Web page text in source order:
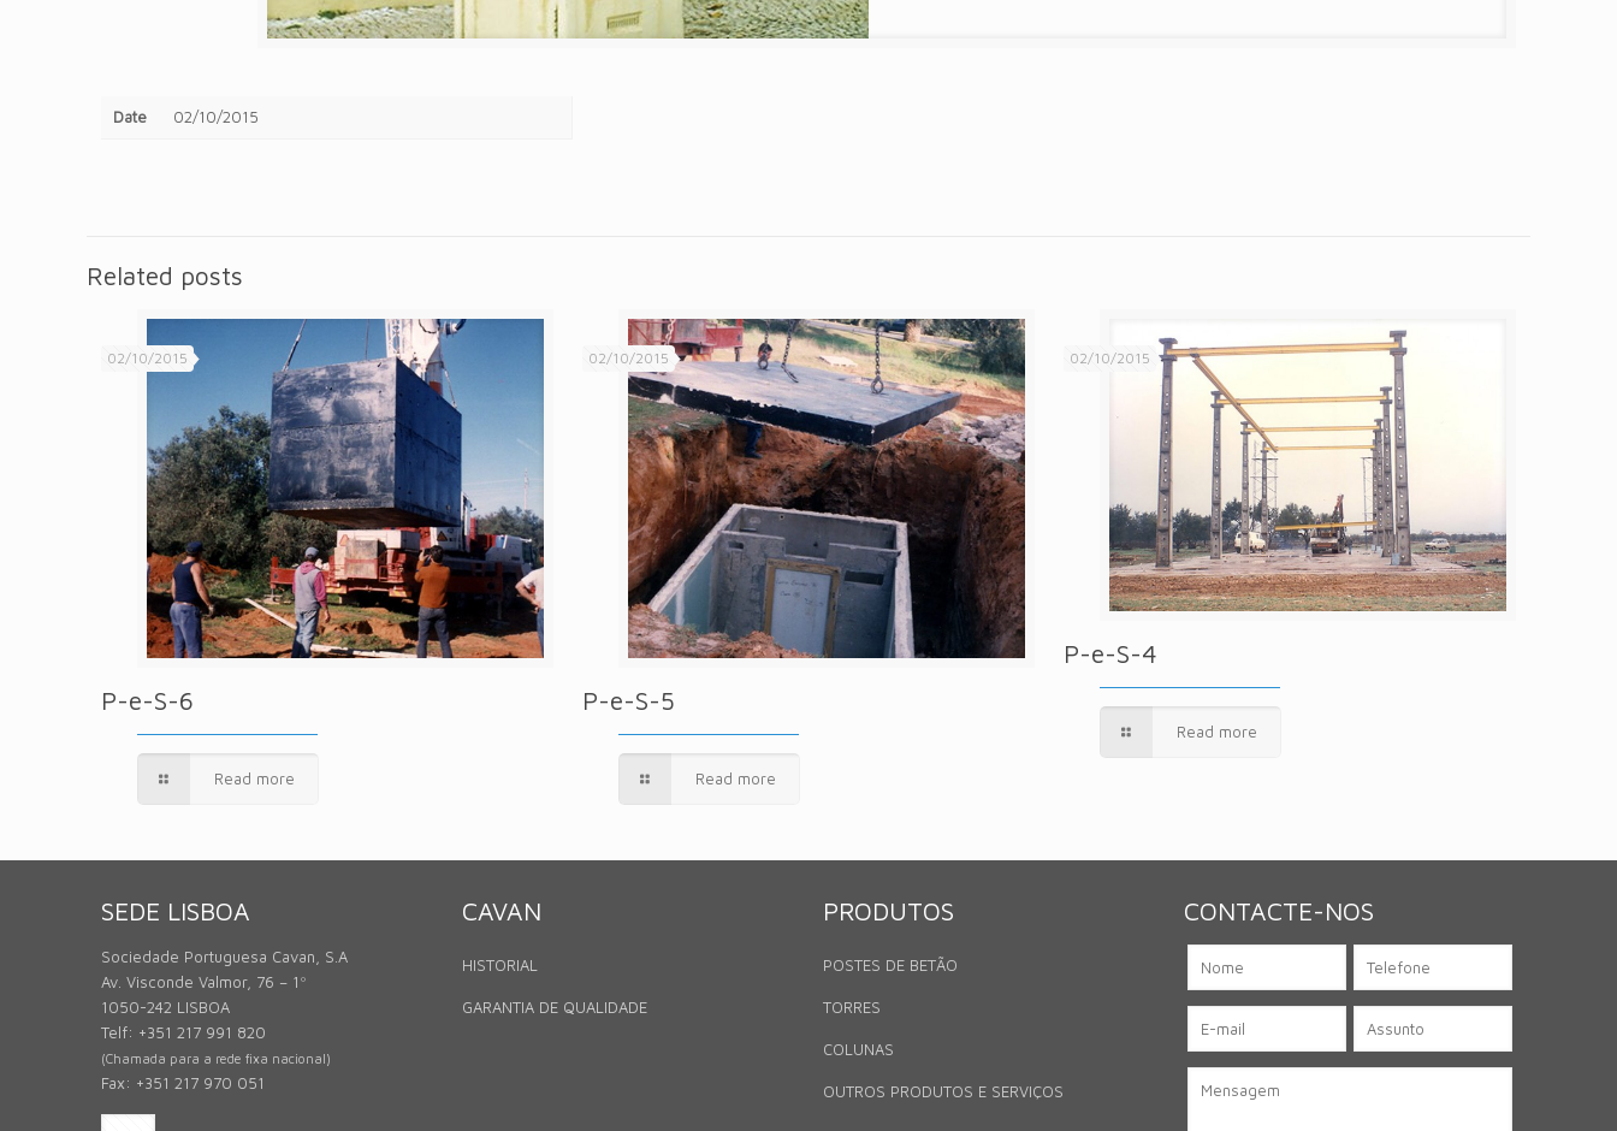
Date 02/10/2015
Related posts
02/10/2015
P-e-S-6
Read more
02/10/2015
P-e-S-5
Read more
02/10/2015
P-e-S-4
Read more
SEDE LISBOA
Sociedade Portuguesa Cavan, S.A
Av. Visconde Valmor, 76 – 1º
1050-242 LISBOA
Telf: +351 217 991 820
(Chamada para a rede fixa nacional)
Fax: +351 217 970 051
CAVAN
HISTORIAL
GARANTIA DE QUALIDADE
PRODUTOS
POSTES DE BETÃO
TORRES
COLUNAS
OUTROS PRODUTOS E SERVIÇOS
CONTACTE-NOS